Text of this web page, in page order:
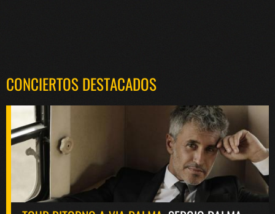
CONCIERTOS DESTACADOS